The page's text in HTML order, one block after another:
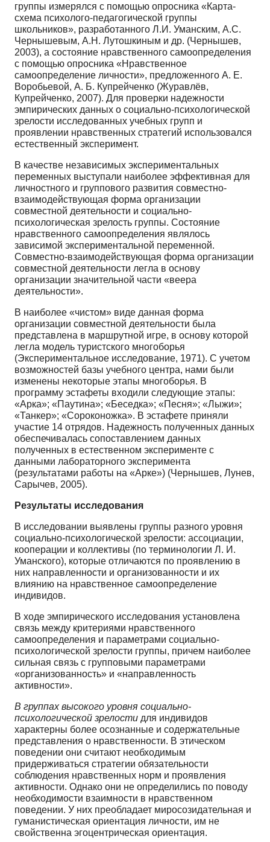
группы измерялся с помощью опросника «Карта-
схема психолого-педагогической группы
школьников», разработанного Л.И. Уманским, А.С.
Чернышевым, А.Н. Лутошкиным и др. (Чернышев,
2003), а состояние нравственного самоопределения
с помощью опросника «Нравственное
самоопределение личности», предложенного А. Е.
Воробьевой, А. Б. Купрейченко (Журавлёв,
Купрейченко, 2007). Для проверки надежности
эмпирических данных о социально-психологической
зрелости исследованных учебных групп и
проявлении нравственных стратегий использовался
естественный эксперимент.
В качестве независимых экспериментальных
переменных выступали наиболее эффективная для
личностного и группового развития совместно-
взаимодействующая форма организации
совместной деятельности и социально-
психологическая зрелость группы. Состояние
нравственного самоопределения являлось
зависимой экспериментальной переменной.
Совместно-взаимодействующая форма организации
совместной деятельности легла в основу
организации значительной части «веера
деятельности».
В наиболее «чистом» виде данная форма
организации совместной деятельности была
представлена в маршрутной игре, в основу которой
легла модель туристского многоборья
(Экспериментальное исследование, 1971). С учетом
возможностей базы учебного центра, нами были
изменены некоторые этапы многоборья. В
программу эстафеты входили следующие этапы:
«Арка»; «Паутина»; «Беседка»; «Песня»; «Лыжи»;
«Танкер»; «Сороконожка». В эстафете приняли
участие 14 отрядов. Надежность полученных данных
обеспечивалась сопоставлением данных
полученных в естественном эксперименте с
данными лабораторного эксперимента
(результатами работы на «Арке») (Чернышев, Лунев,
Сарычев, 2005).
Результаты исследования
В исследовании выявлены группы разного уровня
социально-психологической зрелости: ассоциации,
кооперации и коллективы (по терминологии Л. И.
Уманского), которые отличаются по проявлению в
них направленности и организованности и их
влиянию на нравственное самоопределение
индивидов.
В ходе эмпирического исследования установлена
связь между критериями нравственного
самоопределения и параметрами социально-
психологической зрелости группы, причем наиболее
сильная связь с групповыми параметрами
«организованность» и «направленность
активности».
В группах высокого уровня социально-
психологической зрелости для индивидов
характерны более осознанные и содержательные
представления о нравственности. В этическом
поведении они считают необходимым
придерживаться стратегии обязательности
соблюдения нравственных норм и проявления
активности. Однако они не определились по поводу
необходимости взаимности в нравственном
поведении. У них преобладает миросозидательная и
гуманистическая ориентация личности, им не
свойственна эгоцентрическая ориентация.